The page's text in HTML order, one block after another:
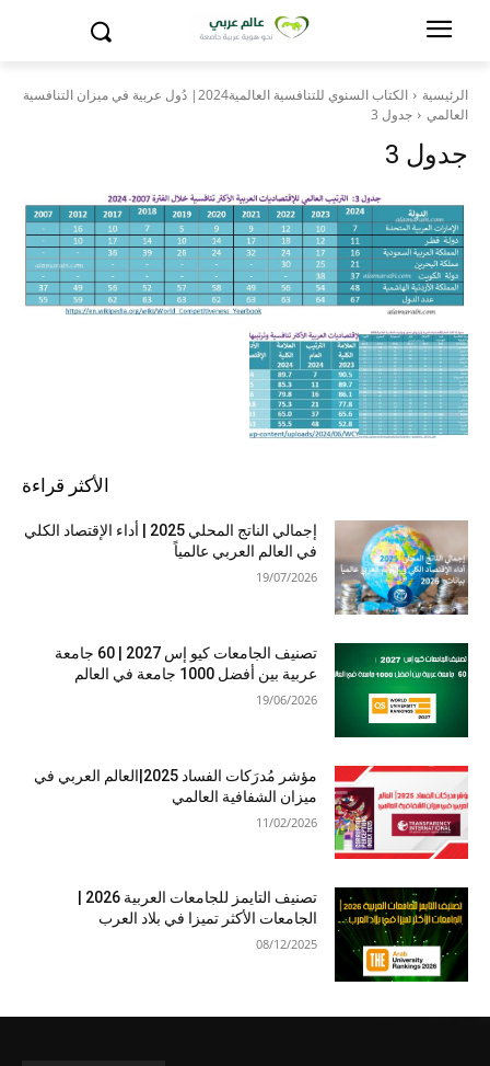
الرئيسية
الكتاب السنوي للتنافسية العالمية2024| دُول عربية في ميزان التنافسية
العالمي
جدول 3
جدول 3
الأكثر قراءة
إجمالي الناتج المحلي 2025 | أداء الإقتصاد الكلي
في العالم العربي عالمياً
19/07/2026
تصنيف الجامعات كيو إس 2027 | 60 جامعة
عربية بين أفضل 1000 جامعة في العالم
19/06/2026
مؤشر مُدرَكات الفساد 2025|العالم العربي في
ميزان الشفافية العالمي
11/02/2026
الجامعات الأكثر تميزا في بلاد العرب
08/12/2025